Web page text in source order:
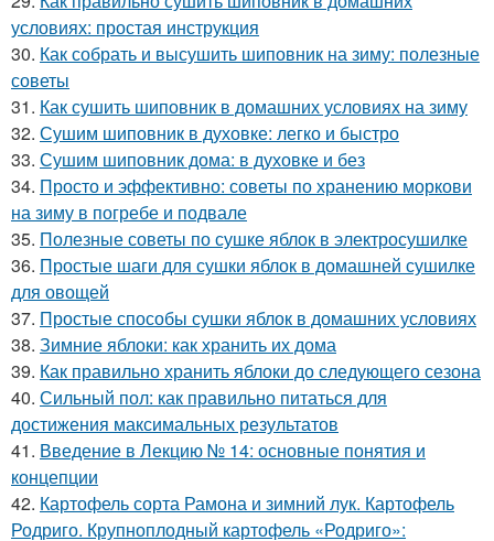
условиях: простая инструкция
30. Как собрать и высушить шиповник на зиму: полезные
советы
31. Как сушить шиповник в домашних условиях на зиму
32. Сушим шиповник в духовке: легко и быстро
33. Сушим шиповник дома: в духовке и без
34. Просто и эффективно: советы по хранению моркови
на зиму в погребе и подвале
35. Полезные советы по сушке яблок в электросушилке
36. Простые шаги для сушки яблок в домашней сушилке
для овощей
37. Простые способы сушки яблок в домашних условиях
38. Зимние яблоки: как хранить их дома
39. Как правильно хранить яблоки до следующего сезона
40. Сильный пол: как правильно питаться для
достижения максимальных результатов
41. Введение в Лекцию № 14: основные понятия и
концепции
42. Картофель сорта Рамона и зимний лук. Картофель
Родриго. Крупноплодный картофель «Родриго»: